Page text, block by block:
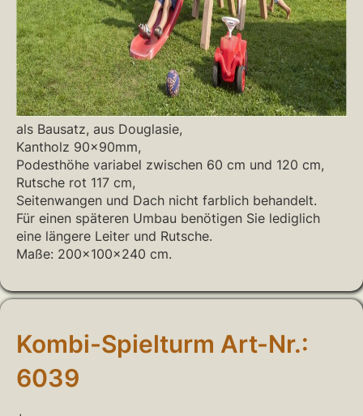
als Bausatz, aus Douglasie,
Kantholz 90x90mm,
Podesthöhe variabel zwischen 60 cm und 120 cm,
Rutsche rot 117 cm,
Seitenwangen und Dach nicht farblich behandelt.
Für einen späteren Umbau benötigen Sie lediglich
eine längere Leiter und Rutsche.
Maße: 200x100x240 cm.
Kombi-Spielturm Art-Nr.:
6039